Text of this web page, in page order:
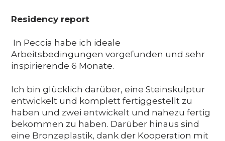
Residency report
In Peccia habe ich ideale
Arbeitsbedingungen vorgefunden und sehr
inspirierende 6 Monate.
Ich bin glücklich darüber, eine Steinskulptur
entwickelt und komplett fertiggestellt zu
haben und zwei entwickelt und nahezu fertig
bekommen zu haben. Darüber hinaus sind
eine Bronzeplastik, dank der Kooperation mit